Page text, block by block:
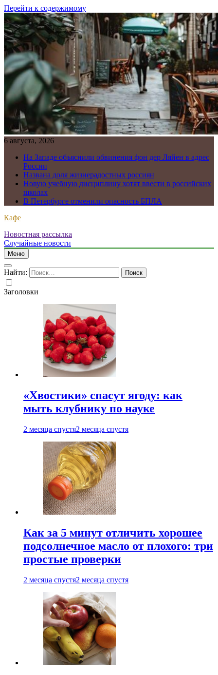
Перейти к содержимому
6 августа, 2026
На Западе объяснили обвинения фон дер Ляйен в адрес
России
Названа доля жизнерадостных россиян
Новую учебную дисциплину хотят ввести в российских
школах
В Петербурге отменили опасность БПЛА
Кафе
Новостная рассылка
Случайные новости
Меню
Найти:
Заголовки
«Хвостики» спасут ягоду: как
мыть клубнику по науке
2 месяца спустя2 месяца спустя
Как за 5 минут отличить хорошее
подсолнечное масло от плохого: три
простые проверки
2 месяца спустя2 месяца спустя